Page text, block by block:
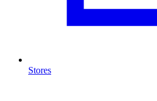
Stores